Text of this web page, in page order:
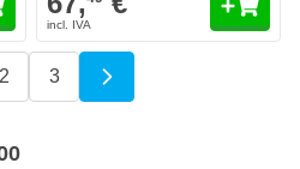
stai leggendo la pagina
Pagina
2 Pagina
3